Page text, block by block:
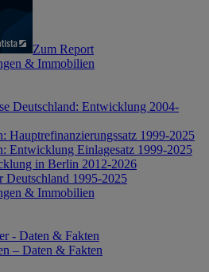
Zum Report
& Immobilien
Deutschland: Entwicklung 2004-
Hauptrefinanzierungssatz 1999-2025
Entwicklung Einlagesatz 1999-2025
in Berlin 2012-2026
Deutschland 1995-2025
& Immobilien
- Daten & Fakten
– Daten & Fakten